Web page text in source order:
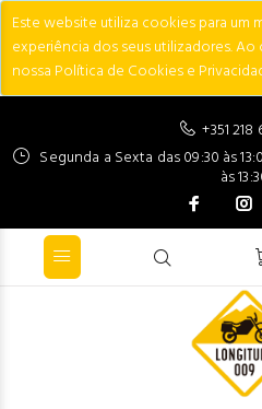
Este website utiliza cookies para um
experiência dos seus utilizadores.
nossa Política de Cookies e
+351
Segunda a Sexta das 09:30 às
às